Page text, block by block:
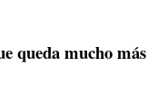
queda mucho más